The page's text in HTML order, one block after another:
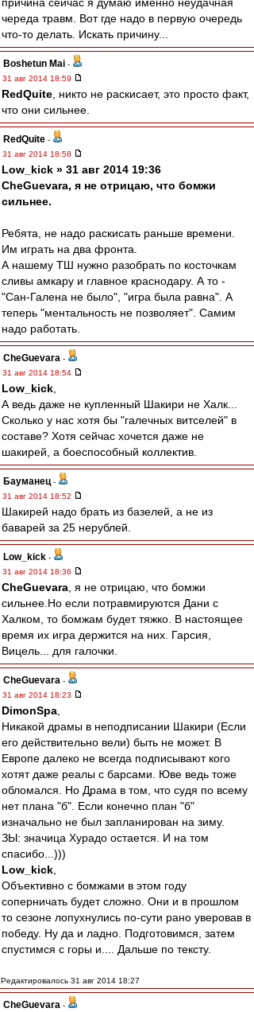
череда травм. Вот где надо в первую очередь
что-то делать. Искать причину...
Boshetun Mai -
31 авг 2014 18:59
RedQuite , никто не раскисает, это просто факт,
что они сильнее.
RedQuite -
31 авг 2014 18:58
Low_kick » 31 авг 2014 19:36
CheGuevara, я не отрицаю, что бомжи
сильнее.
Ребята, не надо раскисать раньше времени.
Им играть на два фронта.
А нашему ТШ нужно разобрать по косточкам
сливы амкару и главное краснодару. А то -
"Сан-Галена не было", "игра была равна". А
теперь "ментальность не позволяет". Самим
надо работать.
CheGuevara -
31 авг 2014 18:54
Low_kick
А ведь даже не купленный Шакири не Халк...
Сколько у нас хотя бы "галечных витселей" в
составе? Хотя сейчас хочется даже не
шакирей, а боеспособный коллектив.
Бауманец -
31 авг 2014 18:52
Шакирей надо брать из базелей, а не из
баварей за 25 нерублей.
Low_kick -
31 авг 2014 18:36
CheGuevara , я не отрицаю, что бомжи
сильнее.Но если потравмируются Дани с
Халком, то бомжам будет тяжко. В настоящее
время их игра держится на них. Гарсия,
Вицель... для галочки.
CheGuevara -
31 авг 2014 18:23
DimonSpa
Никакой драмы в неподписании Шакири (Если
его действительно вели) быть не может. В
Европе далеко не всегда подписывают кого
хотят даже реалы с барсами. Юве ведь тоже
обломался. Но Драма в том, что судя по всему
нет плана "б". Если конечно план "б"
изначально не был запланирован на зиму.
ЗЫ: значица Хурадо остается. И на том
спасибо...)))
Low_kick
Объективно с бомжами в этом году
соперничать будет сложно. Они и в прошлом
то сезоне лопухнулись по-сути рано уверовав в
победу. Ну да и ладно. Подготовимся, затем
спустимся с горы и.... Дальше по тексту.
Редактировалось 31 авг 2014 18:27
CheGuevara -